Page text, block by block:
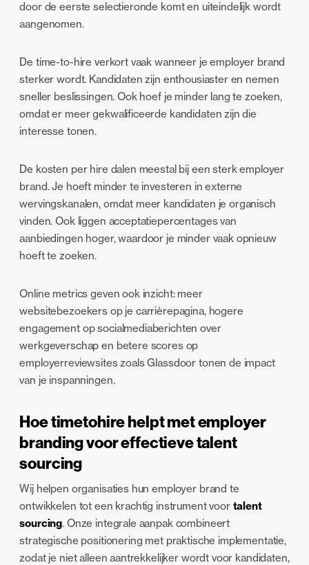
door de eerste selectieronde komt en uiteindelijk wordt
aangenomen.
De time-to-hire verkort vaak wanneer je employer brand
sterker wordt. Kandidaten zijn enthousiaster en nemen
sneller beslissingen. Ook hoef je minder lang te zoeken,
omdat er meer gekwalificeerde kandidaten zijn die
interesse tonen.
De kosten per hire dalen meestal bij een sterk employer
brand. Je hoeft minder te investeren in externe
wervingskanalen, omdat meer kandidaten je organisch
vinden. Ook liggen acceptatiepercentages van
aanbiedingen hoger, waardoor je minder vaak opnieuw
hoeft te zoeken.
Online metrics geven ook inzicht: meer
websitebezoekers op je carrièrepagina, hogere
engagement op socialmediaberichten over
werkgeverschap en betere scores op
employerreviewsites zoals Glassdoor tonen de impact
van je inspanningen.
Hoe timetohire helpt met employer
branding voor effectieve talent
sourcing
Wij helpen organisaties hun employer brand te
ontwikkelen tot een krachtig instrument voor talent
sourcing. Onze integrale aanpak combineert
strategische positionering met praktische implementatie,
zodat je niet alleen aantrekkelijker wordt voor kandidaten,